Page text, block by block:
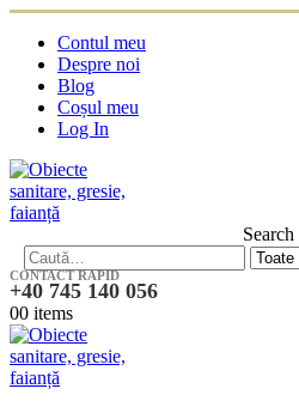
Contul meu
Despre noi
Blog
Coșul meu
Log In
Search
CONTACT RAPID
+40 745 140 056
00 items